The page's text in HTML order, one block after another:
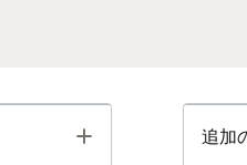
Toggle 追加